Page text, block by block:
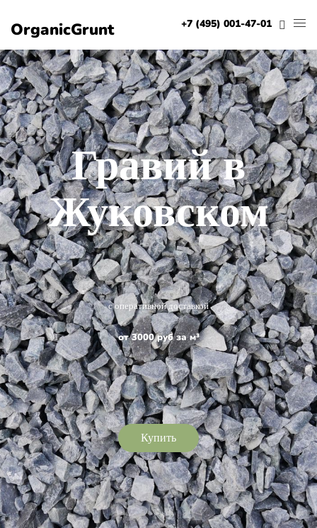
OrganicGrunt +7 (495) 001-47-01
Гравий в
Жуковском
с оперативной доставкой
от 3000 руб за м³
Купить